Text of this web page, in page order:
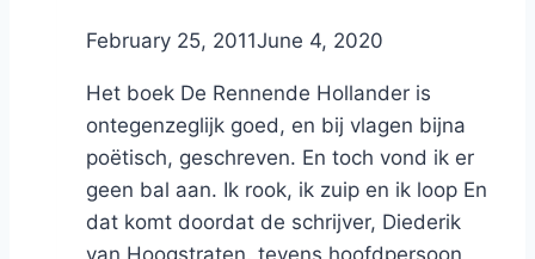
ByNicole
February 25, 2011June 4, 2020
Het boek De Rennende Hollander is
ontegenzeglijk goed, en bij vlagen bijna
poëtisch, geschreven. En toch vond ik er
geen bal aan. Ik rook, ik zuip en ik loop En
dat komt doordat de schrijver, Diederik